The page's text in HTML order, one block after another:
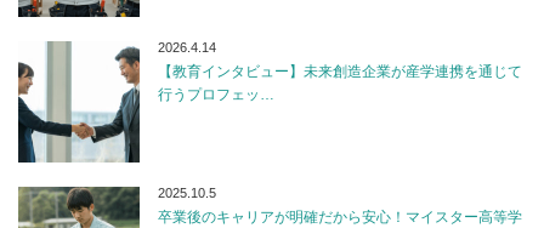
2026.4.14
【教育インタビュー】未来創造企業が産学連携を通じて
行うプロフェッ…
2025.10.5
卒業後のキャリアが明確だから安心！マイスター高等学